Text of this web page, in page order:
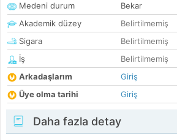
Medeni durum
Bekar
Akademik düzey
Belirtilmemiş
Sigara
Belirtilmemiş
İş
Belirtilmemiş
Arkadaşlarım
Giriş
Üye olma tarihi
Giriş
Daha fazla detay